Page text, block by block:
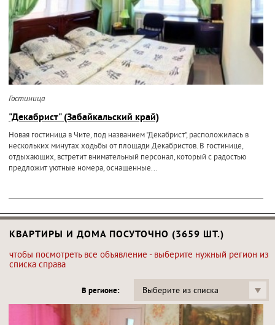
Гостиница
"Декабрист" (Забайкальский край)
Новая гостиница в Чите, под названием "Декабрист", расположилась в
нескольких минутах ходьбы от площади Декабристов. В гостинице,
отдыхающих, встретит внимательный персонал, который с радостью
предложит уютные номера, оснащенные...
КВАРТИРЫ И ДОМА ПОСУТОЧНО (3659 ШТ.)
чтобы посмотреть все объявление - выберите нужный регион из
списка справа
В регионе: Выберите из списка